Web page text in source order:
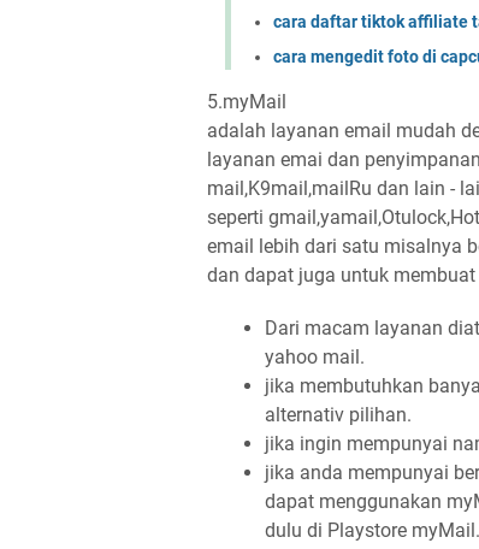
cara daftar tiktok affiliate
cara mengedit foto di
5.myMail
adalah layanan email mudah
layanan emai dan
mail,K9mail,mailRu dan lain -
seperti
email lebih dari satu misalnya
dan dapat juga untuk
Dari macam layanan
yahoo mail.
jika membutuhkan
alternativ pilihan.
jika ingin mempunyai
jika anda mempunyai
dapat menggunakan
dulu di Playstore myMail.